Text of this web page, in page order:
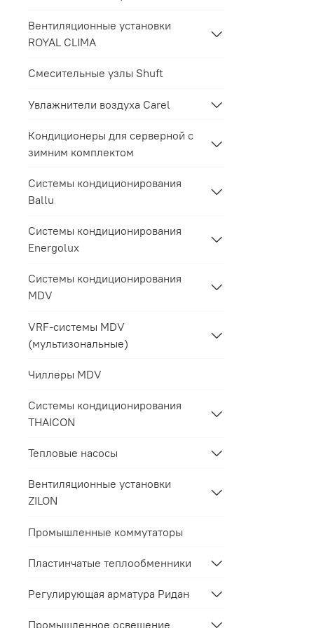
Вентиляционные установки
ROYAL CLIMA
Смесительные узлы Shuft
Увлажнители воздуха Carel
Кондиционеры для серверной с
зимним комплектом
Системы кондиционирования
Ballu
Системы кондиционирования
Energolux
Системы кондиционирования
MDV
VRF-системы MDV
(мультизональные)
Чиллеры MDV
Системы кондиционирования
THAICON
Тепловые насосы
Вентиляционные установки
ZILON
Промышленные коммутаторы
Пластинчатые теплообменники
Регулирующая арматура Ридан
Промышленное освещение